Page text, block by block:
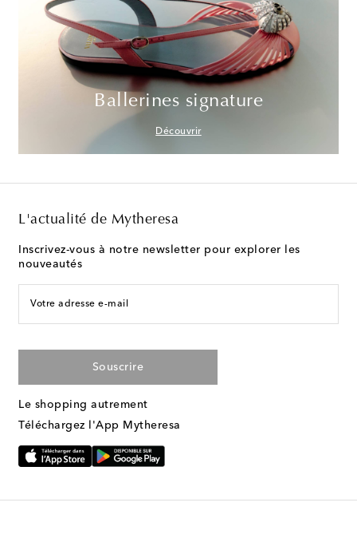
Ballerines signature
Découvrir
L'actualité de Mytheresa
Inscrivez-vous à notre newsletter pour explorer les
nouveautés
Votre adresse e-mail
Souscrire
Le shopping autrement
Téléchargez l'App Mytheresa